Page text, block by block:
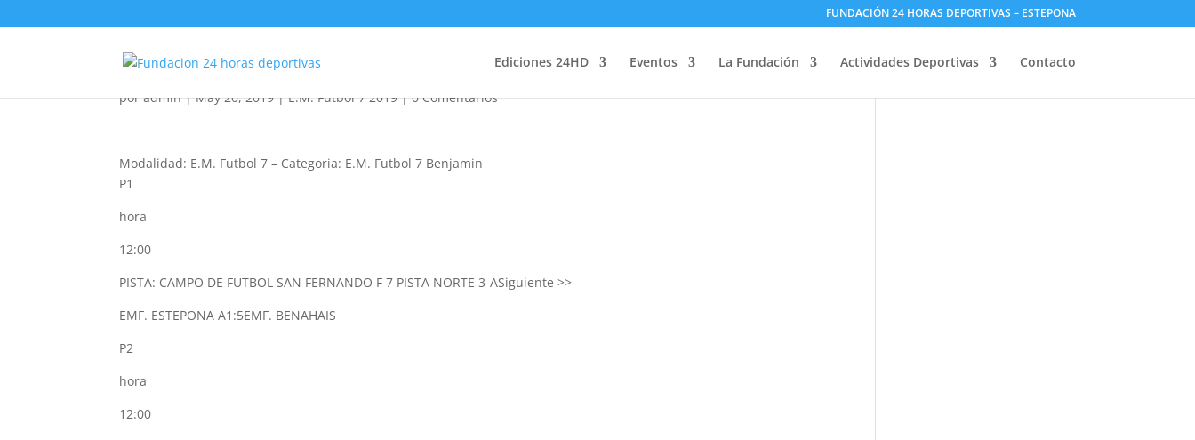
FUNDACIÓN 24 HORAS DEPORTIVAS – ESTEPONA
Ediciones 24HD Eventos La Fundación Actividades Deportivas Contacto
E.M. Futbol 7 Benjamin 2019
poradmin|May 20, 2019|E.M. Futbol 7 2019|0 Comentarios
Modalidad: E.M. Futbol 7 – Categoria: E.M. Futbol 7 Benjamin
P1
hora
12:00
PISTA: CAMPO DE FUTBOL SAN FERNANDO F 7 PISTA NORTE 3-ASiguiente >>
EMF. ESTEPONA A1:5EMF. BENAHAIS
P2
hora
12:00